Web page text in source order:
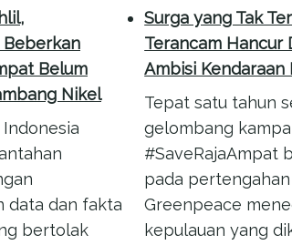
Belum
Nikel
data dan fakta
bertolak
Surga yang Tak
Terancam Hancur
Ambisi Kendaraan
Tepat satu tahun
gelombang
#SaveRajaAmpat
pada pertengahan
Greenpeace
kepulauan yang